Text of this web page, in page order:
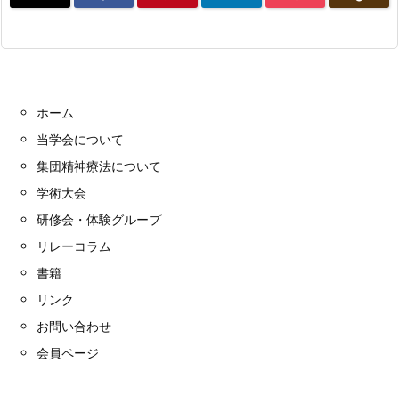
ホーム
当学会について
集団精神療法について
学術大会
研修会・体験グループ
リレーコラム
書籍
リンク
お問い合わせ
会員ページ